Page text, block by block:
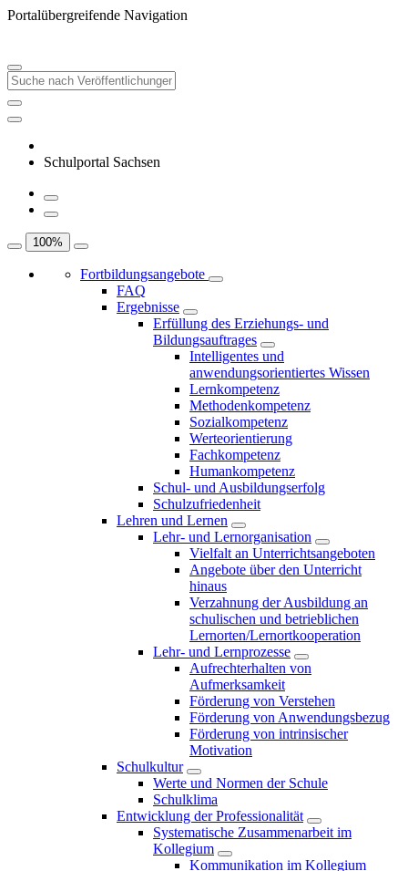
Portalübergreifende Navigation
Schulportal Sachsen
100%
Fortbildungsangebote
FAQ
Ergebnisse
Erfüllung des Erziehungs- und
Bildungsauftrages
Intelligentes und
anwendungsorientiertes Wissen
Lernkompetenz
Methodenkompetenz
Sozialkompetenz
Werteorientierung
Fachkompetenz
Humankompetenz
Schul- und Ausbildungserfolg
Schulzufriedenheit
Lehren und Lernen
Lehr- und Lernorganisation
Vielfalt an Unterrichtsangeboten
Angebote über den Unterricht
hinaus
Verzahnung der Ausbildung an
schulischen und betrieblichen
Lernorten/Lernortkooperation
Lehr- und Lernprozesse
Aufrechterhalten von
Aufmerksamkeit
Förderung von Verstehen
Förderung von Anwendungsbezug
Förderung von intrinsischer
Motivation
Schulkultur
Werte und Normen der Schule
Schulklima
Entwicklung der Professionalität
Systematische Zusammenarbeit im
Kollegium
Kommunikation im Kollegium